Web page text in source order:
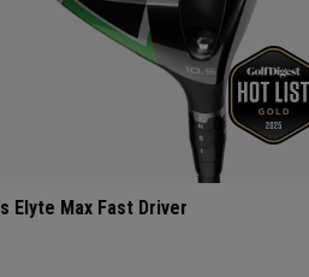
Elyte Max Fast Driver